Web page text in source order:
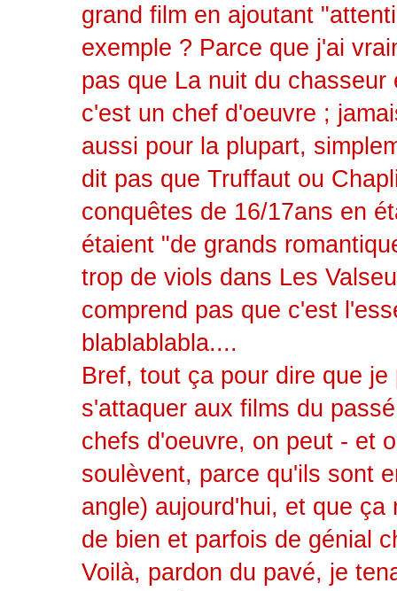
grand film en ajoutant
exemple ? Parce que j'ai
pas que La nuit du
c'est un chef d'oeuvre ;
aussi pour la plupart,
dit pas que Truffaut ou
conquêtes de 16/17ans en
étaient "de grands
trop de viols dans Les
comprend pas que c'est
blablablabla....
Bref, tout ça pour dire que
s'attaquer aux films du
chefs d'oeuvre, on peut - et
soulèvent, parce qu'ils sont
angle) aujourd'hui, et que
de bien et parfois de génial
Voilà, pardon du pavé, je